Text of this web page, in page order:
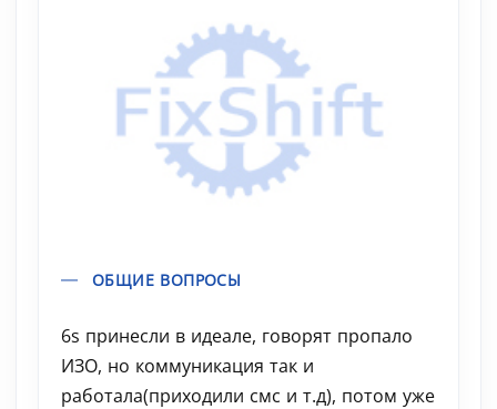
ОБЩИЕ ВОПРОСЫ
6s принесли в идеале, говорят пропало
ИЗО, но коммуникация так и
работала(приходили смс и т.д), потом уже